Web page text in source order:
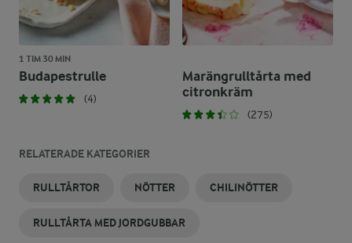
1 TIM 30 MIN
Budapestrulle
(4)
Marängrulltårta med
citronkräm
(275)
RELATERADE KATEGORIER
RULLTÅRTOR NÖTTER CHILINÖTTER
RULLTÅRTA MED JORDGUBBAR